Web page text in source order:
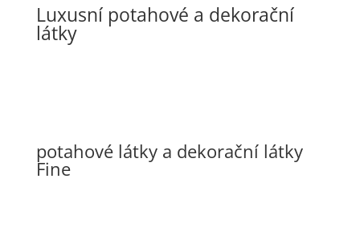
Luxusní potahové a dekorační
látky
potahové látky a dekorační látky
Fine